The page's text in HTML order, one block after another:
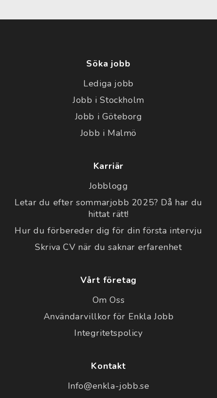
Söka jobb
Lediga jobb
Jobb i Stockholm
Jobb i Göteborg
Jobb i Malmö
Karriär
Jobblogg
Letar du efter sommarjobb 2025? Då har du
hittat rätt!
Hur du förbereder dig för din första intervju
Skriva CV när du saknar erfarenhet
Vårt företag
Om Oss
Användarvillkor för Enkla Jobb
Integritetspolicy
Kontakt
Info@enkla-jobb.se